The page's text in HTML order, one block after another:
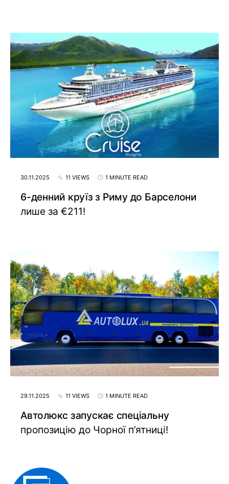
30.11.2025 11 VIEWS 1 MINUTE READ
6-денний круїз з Риму до Барселони
лише за €211!
29.11.2025 11 VIEWS 1 MINUTE READ
Автолюкс запускає спеціальну
пропозицію до Чорної п’ятниці!